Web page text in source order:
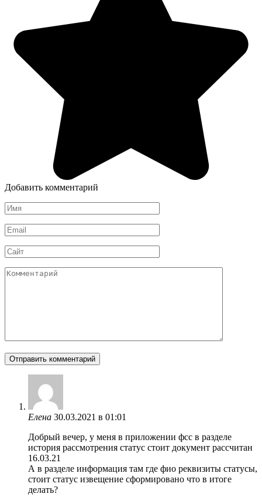
Добавить комментарий
Имя
*
Email
*
Сайт
Комментарий
Елена 30.03.2021 в 01:01
Добрый вечер, у меня в приложении фсс в разделе
история рассмотрения статус стоит документ рассчитан
16.03.21
А в разделе информация там где фио реквизиты статусы,
стоит статус извещение сформировано что в итоге
делать?